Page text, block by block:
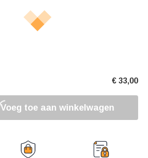
€ 33,00
Voeg toe aan winkelwagen